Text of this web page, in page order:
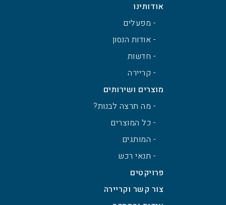
אודותינו
- מפעלים
- אודות הנסון
- חדשות
- קריירה
מוצרים ושירותים
- מה תרצה לבנות?
- כל המוצרים
- המותגים
- תנאי רכש
פרויקטים
צור קשר וקריירה